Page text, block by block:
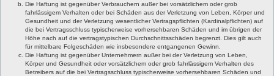
Die Haftung ist gegenüber Verbrauchern außer bei vorsätzlichem oder grob
fahrlässigem Verhalten oder bei Schäden aus der Verletzung von Leben, Körper und
Gesundheit und der Verletzung wesentlicher Vertragspflichten (Kardinalpflichten) auf
die bei Vertragsschluss typischerweise vorhersehbaren Schäden und im übrigen der
Höhe nach auf die vertragstypischen Durchschnittsschäden begrenzt. Dies gilt auch
für mittelbare Folgeschäden wie insbesondere entgangenen Gewinn.
Die Haftung ist gegenüber Unternehmern außer bei der Verletzung von Leben,
Körper und Gesundheit oder vorsätzlichem oder grob fahrlässigem Verhalten des
Betreibers auf die bei Vertragsschluss typischerweise vorhersehbaren Schäden und